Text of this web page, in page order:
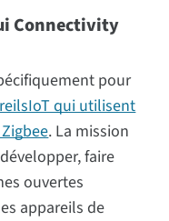
Connectivity
pour
qui utilisent
. La mission
faire
ouvertes
appareils de